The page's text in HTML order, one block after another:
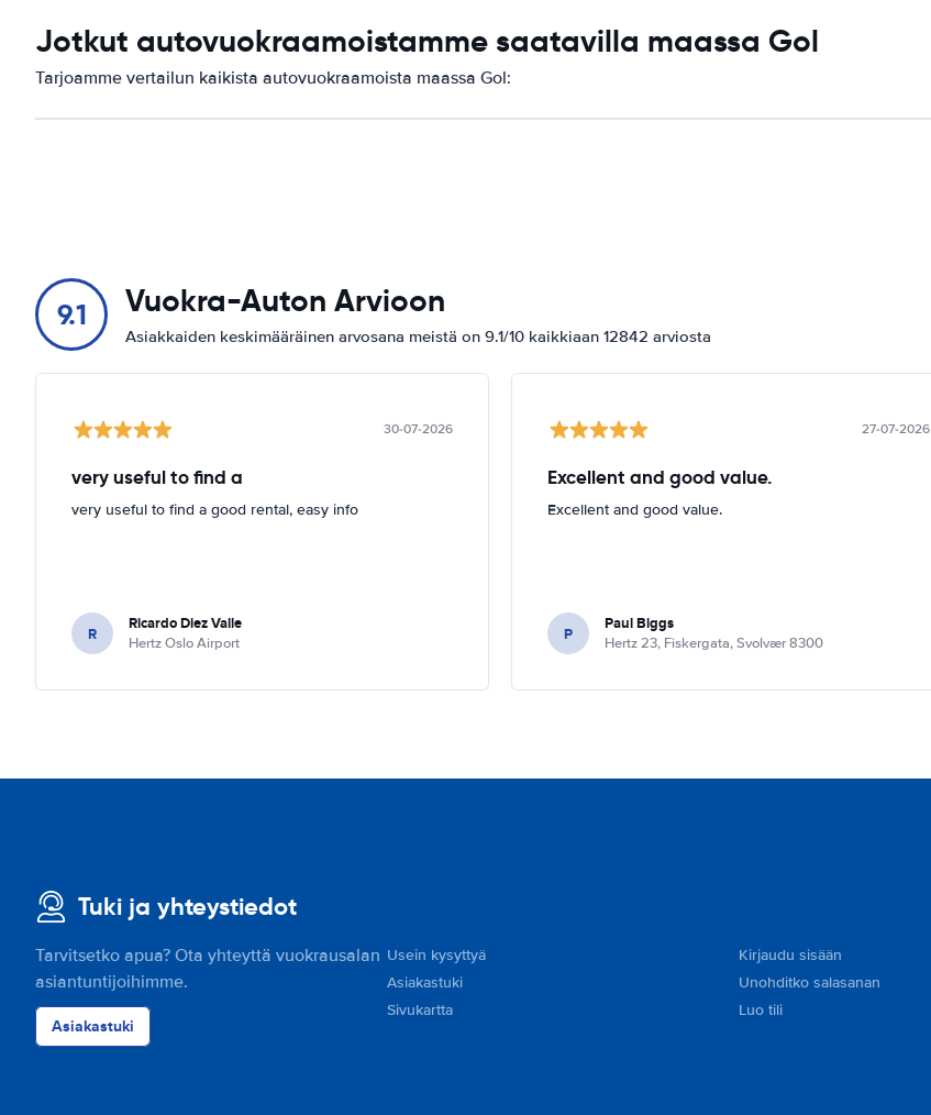
Jotkut autovuokraamoistamme saatavilla maassa Gol
Tarjoamme vertailun kaikista autovuokraamoista maassa Gol:
9.1 Vuokra-Auton Arvioon
Asiakkaiden keskimääräinen arvosana meistä on 9.1/10 kaikkiaan 12842 arviosta
30-07-2026
very useful to find a
very useful to find a good rental, easy info
R Ricardo Diez Valle
Hertz Oslo Airport
27-07-2026
Excellent and good value.
Excellent and good value.
P Paul Biggs
Hertz 23, Fiskergata, Svolvær 8300
Tuki ja yhteystiedot
Tarvitsetko apua? Ota yhteyttä vuokrausalan
asiantuntijoihimme.
Asiakastuki
Usein kysyttyä
Asiakastuki
Sivukartta
Kirjaudu sisään
Unohditko salasanan
Luo tili